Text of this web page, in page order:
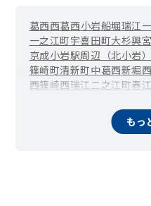
葛西西葛西小岩船堀瑞江
一之江町宇喜田町大杉興
京成小岩駅周辺（北小岩
篠崎町清新町中葛西新堀
西篠崎西瑞江二之江町春
小岩駅周辺（南小岩） 南
葛西臨海公園駅周辺（臨
もっ